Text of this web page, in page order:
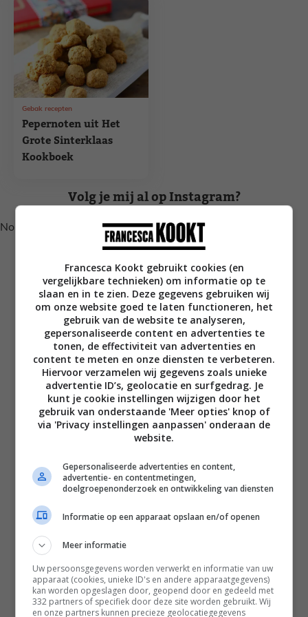
Pepernoten uit Het
Grote Sinterklaas
Kookboek
Gebak recepten
Volg je mij al op Instagram?
No posts found.
Disclaimer
Privacy voorwaarden
Instagram
Facebook
Pinterest
Home
Word gratis lid
Recepten
Leefstijl
Reizen
Francesca Kookt gebruikt cookies (en
vergelijkbare technieken) om informatie op te
slaan en in te zien. Deze gegevens gebruiken wij
om onze website goed te laten functioneren, het
gebruik van de website te analyseren,
gepersonaliseerde content en advertenties te
tonen, de effectiviteit van advertenties en
content te meten en onze diensten te verbeteren.
Hiervoor verzamelen wij gegevens zoals unieke
advertentie ID’s, geolocatie en surfgedrag. Je
kunt je cookie instellingen wijzigen door het
gebruik van onderstaande 'Meer opties' knop of
via 'Privacy instellingen aanpassen' onderaan de
website.
Gepersonaliseerde advertenties en content,
advertentie- en contentmetingen,
doelgroepenonderzoek en ontwikkeling van diensten
Informatie op een apparaat opslaan en/of openen
Meer informatie
Uw persoonsgegevens worden verwerkt en informatie van uw
apparaat (cookies, unieke ID's en andere apparaatgegevens)
kan worden opgeslagen door, geopend door en gedeeld met
332 partners of specifiek door deze site worden gebruikt. Wij
en onze partners kunnen precieze geolocatiegegevens